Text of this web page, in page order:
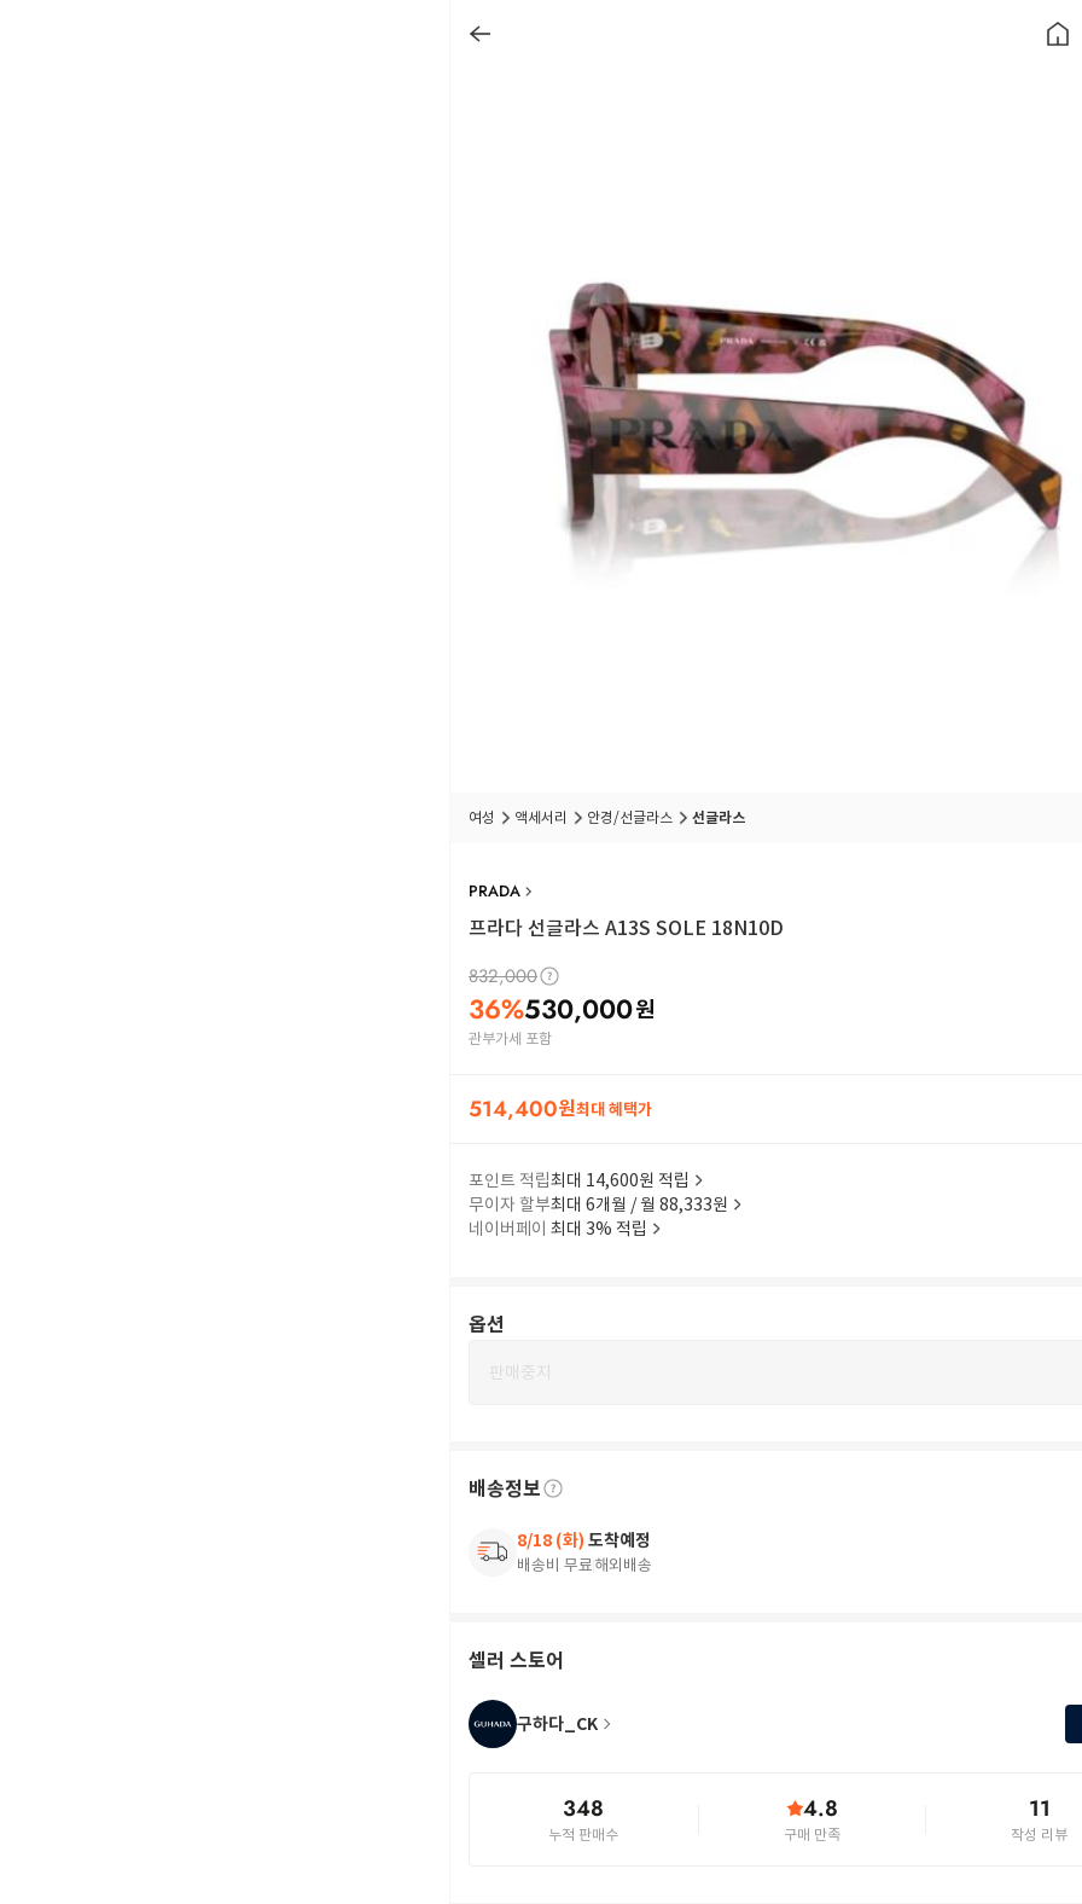
여성 액세서리 안경/선글라스 선글라스
PRADA
프라다 선글라스 A13S SOLE 18N10D
832,000
36%530,000원
관부가세 포함
514,400원최대 혜택가
포인트 적립최대 14,600원 적립
무이자 할부최대 6개월 / 월 88,333원
네이버페이 최대 3% 적립
옵션
판매중지
배송정보
8/18 (화) 도착예정
배송비 무료해외배송
셀러 스토어
구하다_CK
348
누적 판매수
4.8
구매 만족
11
작성 리뷰